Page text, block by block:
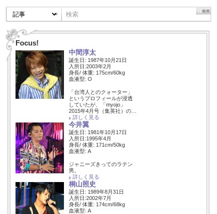
Focus!
中間淳太
誕生日: 1987年10月21日
入所日:2003年2月
身長/ 体重: 175cm/60kg
血液型: O
「台湾人とのクォーター」
というプロフィールが浸透
していたが、「myojo」
2015年4月号（集英社）の…
詳しく見る
今井翼
誕生日: 1981年10月17日
入所日:1995年4月
身長/ 体重: 171cm/50kg
血液型: A
ジャニーズきってのラテン
男。
詳しく見る
桐山照史
誕生日: 1989年8月31日
入所日:2002年7月
身長/ 体重: 174cm/68kg
血液型: A